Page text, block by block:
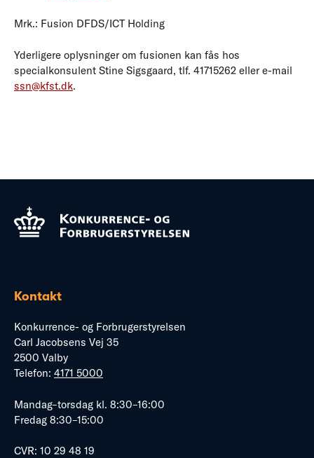
Mrk.: Fusion DFDS/ICT Holding
Yderligere oplysninger om fusionen kan fås hos
specialkonsulent Stine Sigsgaard, tlf. 41715262 eller e-mail
ssn@kfst.dk.
Kontakt
Konkurrence- og Forbrugerstyrelsen
Carl Jacobsens Vej 35
2500 Valby
Telefon: 4171 5000
Mandag–torsdag kl. 8:30–16:00
Fredag 8:30–15:00
CVR: 10 29 48 19